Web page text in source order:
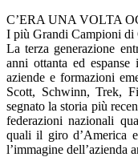
C’ERA UNA VOLTA
I più Grandi Campioni di
La terza generazione
anni ottanta ed
aziende e formazioni
Scott, Schwinn, Trek,
segnato la storia più
federazioni nazionali
quali il giro d’America
l’immagine dell’azienda